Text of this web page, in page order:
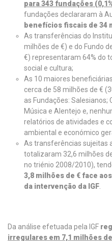
para 343 fundações
fundações declararam à
benefícios fiscais de 34
As transferências do
milhões de €) e do Fundo
€) representaram 64% do
social e cultura;
As 10 maiores
cerca de 58 milhões de €
as Fundações: Salesianos;
Música e Alentejo e,
relatórios de atividades e
ambiental e económico
As transferências sujeitas
totalizaram 32,6 milhões
no triénio 2008/2010),
3,8 milhões de € face
da intervenção da IGF
Da análise efetuada pela IGF
irregulares em 7,1 milhões